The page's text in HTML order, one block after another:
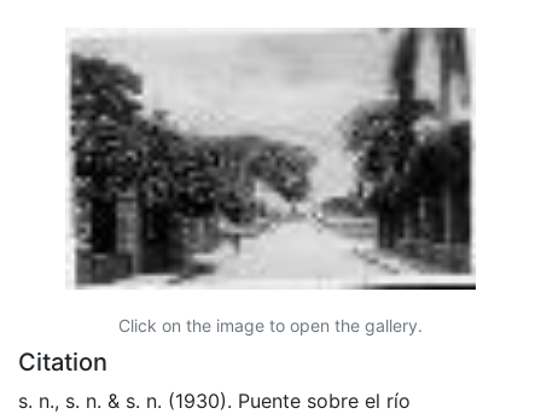
Click on the image to open the gallery.
Citation
s. n., s. n. & s. n. (1930). Puente sobre el río